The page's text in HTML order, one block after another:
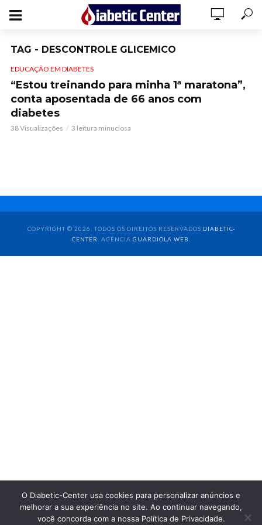
TAG - DESCONTROLE GLICEMICO
EDUCAÇÃO EM DIABETES
“Estou treinando para minha 1ª maratona”,
conta aposentada de 66 anos com
diabetes
38 Visualizações 3 leitura minuciosa
COPYRIGHT © 2026. TODOS OS DIREITOS RESERVADOS DIABETIC-
CENTER
. AGÊNCIA GUARDIOLA WEB
O Diabetic-Center usa cookies para personalizar anúncios e
melhorar a sua experiência no site. Ao continuar navegando,
você concorda com a nossa Política de Privacidade.